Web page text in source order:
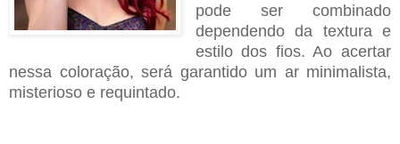
pode ser combinado
dependendo da textura e
estilo dos fios. Ao acertar
nessa coloração, será garantido um ar minimalista,
misterioso e requintado.